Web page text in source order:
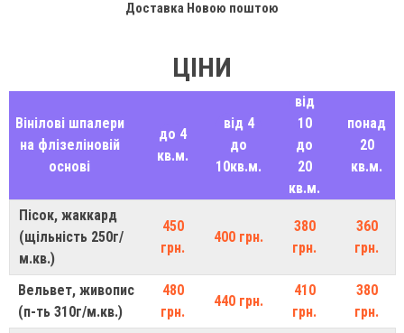
Доставка Новою поштою
ЦІНИ
Вінілові шпалери
на флізеліновій
основі
до 4
кв.м.
від 4
до
10кв.м.
від
10
до
20
кв.м.
понад
20
кв.м.
Пісок, жаккард
(щільність 250г/
м.кв.)
450
грн.
400 грн.
380
грн.
360
грн.
Вельвет, живопис
(п-ть 310г/м.кв.)
480
грн.
440 грн.
410
грн.
380
грн.